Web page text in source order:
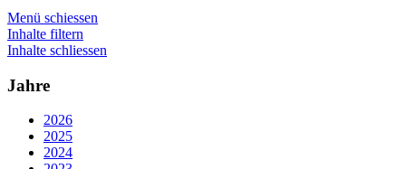
Menü schiessen
Inhalte filtern
Inhalte schliessen
Jahre
2026
2025
2024